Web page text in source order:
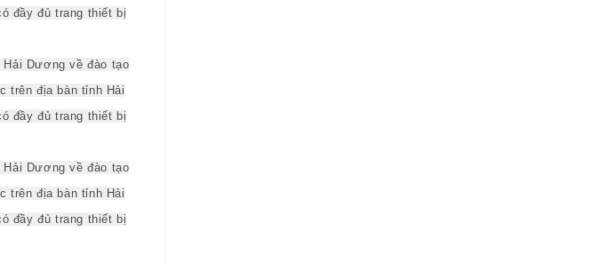
đầy đủ trang thiết bị
Dương về đào tạo
trên địa bàn tỉnh Hải
đầy đủ trang thiết bị
Dương về đào tạo
trên địa bàn tỉnh Hải
đầy đủ trang thiết bị